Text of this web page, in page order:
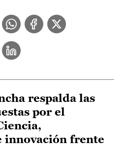
respalda las
por el
innovación frente